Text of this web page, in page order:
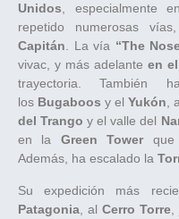
Unidos , especialmente
repetido numerosas
Capitán . La vía “The
vivac, y más adelante en
trayectoria. También
los Bugaboos y el Yukón ,
del Trango y el valle del
en la Green Towerque
Además, ha escalado la
Su expedición más
Patagonia , al Cerro Torre